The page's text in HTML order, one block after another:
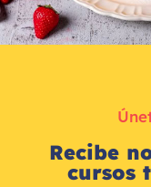
Recibe
cursos